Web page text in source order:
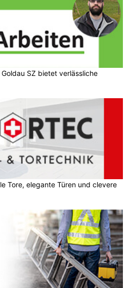
SZ bietet verlässliche
Tore, elegante Türen und clevere